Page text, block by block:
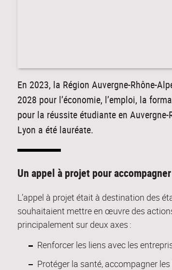
En 2023, la Région Auvergne-Rhône-
2028 pour l’économie, l’emploi, la
pour la réussite étudiante en Auvergne-
Lyon a été lauréate.
Un appel à projet pour
L’appel à projet était à destination des
souhaitaient mettre en œuvre des
principalement sur deux axes :
Renforcer les liens avec les
Protéger la santé, accompagner